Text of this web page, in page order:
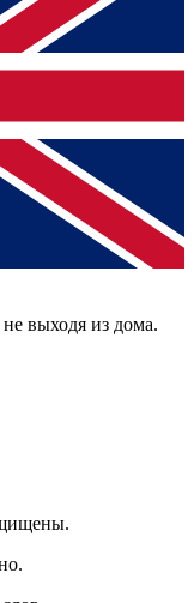
выходя из дома.